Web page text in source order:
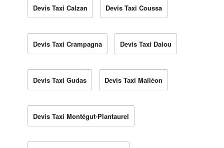
Devis Taxi Calzan Devis Taxi Coussa
Devis Taxi Crampagna Devis Taxi Dalou
Devis Taxi Gudas Devis Taxi Malléon
Devis Taxi Montégut-Plantaurel